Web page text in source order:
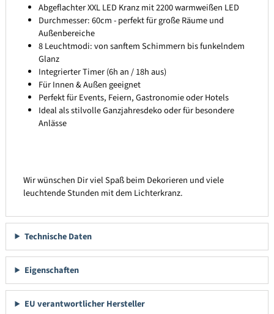
Abgeflachter XXL LED Kranz mit 2200 warmweißen LED
Durchmesser: 60cm - perfekt für große Räume und
Außenbereiche
8 Leuchtmodi: von sanftem Schimmern bis funkelndem
Glanz
Integrierter Timer (6h an / 18h aus)
Für Innen & Außen geeignet
Perfekt für Events, Feiern, Gastronomie oder Hotels
Ideal als stilvolle Ganzjahresdeko oder für besondere
Anlässe
Wir wünschen Dir viel Spaß beim Dekorieren und viele
leuchtende Stunden mit dem Lichterkranz.
Technische Daten
Eigenschaften
EU verantwortlicher Hersteller